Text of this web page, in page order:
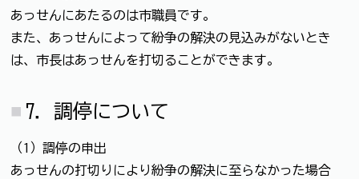
あっせんにあたるのは市職員です。
また、あっせんによって紛争の解決の見込みがないとき
は、市長はあっせんを打切ることができます。
7．調停について
（1）調停の申出
あっせんの打切りにより紛争の解決に至らなかった場合